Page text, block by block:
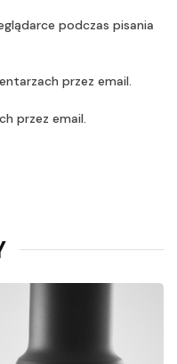
podczas pisania
przez email.
przez email.